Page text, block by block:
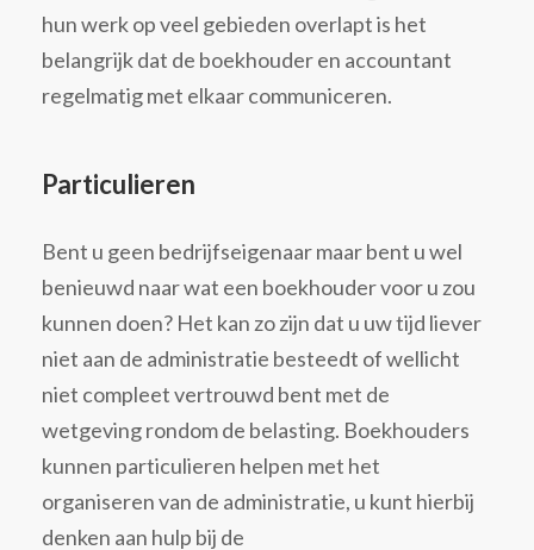
hun werk op veel gebieden overlapt is het
belangrijk dat de boekhouder en accountant
regelmatig met elkaar communiceren.
Particulieren
Bent u geen bedrijfseigenaar maar bent u wel
benieuwd naar wat een boekhouder voor u zou
kunnen doen? Het kan zo zijn dat u uw tijd liever
niet aan de administratie besteedt of wellicht
niet compleet vertrouwd bent met de
wetgeving rondom de belasting. Boekhouders
kunnen particulieren helpen met het
organiseren van de administratie, u kunt hierbij
denken aan hulp bij de